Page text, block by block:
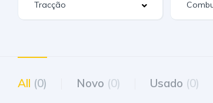
All (0) Novo (0) Usado (0)